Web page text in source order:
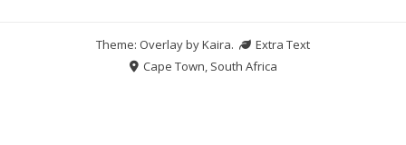
Theme: Overlay byKaira.
Extra Text
Cape Town, South Africa